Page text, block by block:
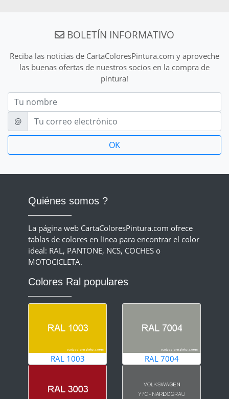
BOLETÍN INFORMATIVO
Reciba las noticias de CartaColoresPintura.com y aproveche
las buenas ofertas de nuestros socios en la compra de
pintura!
Nom
E-mail
@
Quiénes somos ?
La página web CartaColoresPintura.com ofrece
tablas de colores en línea para encontrar el color
ideal: RAL, PANTONE, NCS, COCHES o
MOTOCICLETA.
Colores Ral populares
RAL 1003 RAL 7004